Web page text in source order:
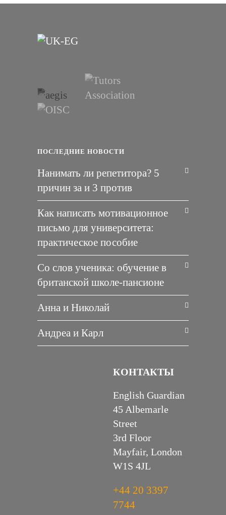
ПОСЛЕДНИЕ НОВОСТИ
Нанимать ли репетитора? 5
причин за и 3 против
Как написать мотивационное
письмо для университета:
практическое пособие
Со слов ученика: обучение в
британской школе-пансионе
Анна и Николай
Андреа и Карл
КОНТАКТЫ
English Guardian
45 Albemarle
Street
3rd Floor
Mayfair, London
W1S 4JL
+44 20 3397
7744